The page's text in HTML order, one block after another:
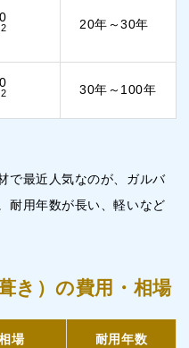
2 20年～30年
2 30年～100年
で最近人気なのが、ガルバ
耐用年数が長い、軽いなど
き）の費用・相場
場 耐用年数